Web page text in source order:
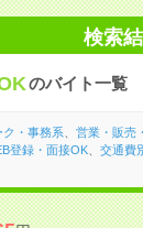
検索
のバイト一覧
ク・事務系 営業・販売
登録・面接OK、 交通費